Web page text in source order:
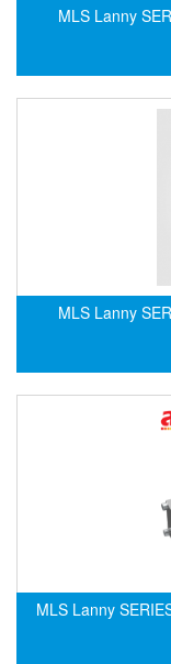
Eltex-Elektrostatik
ELTRA Encoder
EMG
Endress+Hauser
Envada
MLS Lanny
MLS Lanny
MLS Lanny